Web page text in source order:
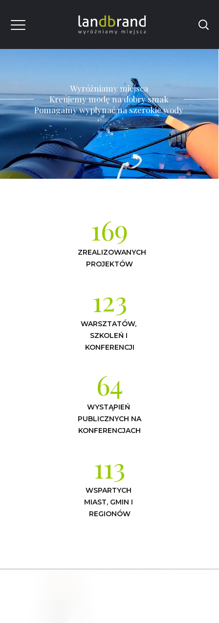
169
ZREALIZOWANYCH
PROJEKTÓW
123
WARSZTATÓW,
SZKOLEŃ I
KONFERENCJI
64
WYSTĄPIEŃ
PUBLICZNYCH NA
KONFERENCJACH
113
WSPARTYCH
MIAST, GMIN I
REGIONÓW